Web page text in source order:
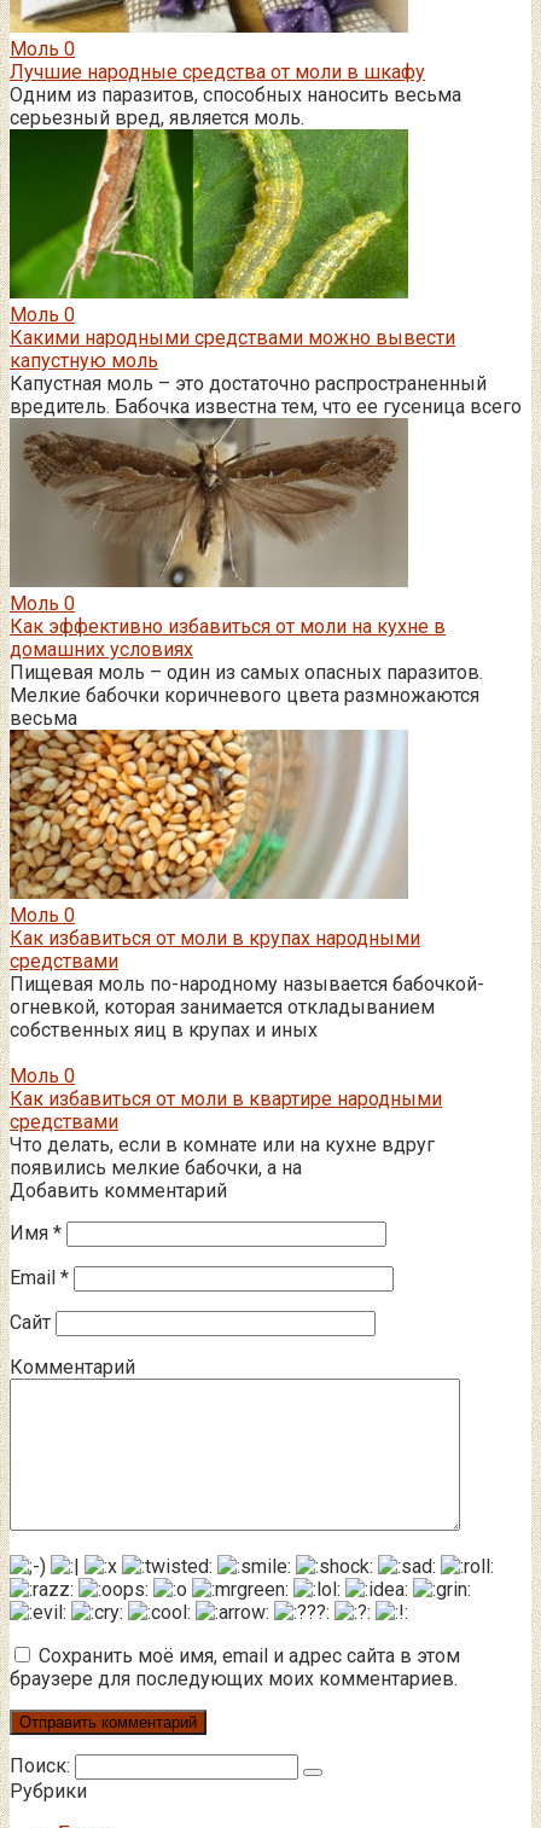
Моль 0
Лучшие народные средства от моли в шкафу
Одним из паразитов, способных наносить весьма
серьезный вред, является моль.
Моль 0
Какими народными средствами можно вывести
капустную моль
Капустная моль – это достаточно распространенный
вредитель. Бабочка известна тем, что ее гусеница всего
Моль 0
Как эффективно избавиться от моли на кухне в
домашних условиях
Пищевая моль – один из самых опасных паразитов.
Мелкие бабочки коричневого цвета размножаются
весьма
Моль 0
Как избавиться от моли в крупах народными
средствами
Пищевая моль по-народному называется бабочкой-
огневкой, которая занимается откладыванием
собственных яиц в крупах и иных
Моль 0
Как избавиться от моли в квартире народными
средствами
Что делать, если в комнате или на кухне вдруг
появились мелкие бабочки, а на
Добавить комментарий
Имя *
Email *
Сайт
Комментарий
Сохранить моё имя, email и адрес сайта в этом
браузере для последующих моих комментариев.
Поиск:
Рубрики